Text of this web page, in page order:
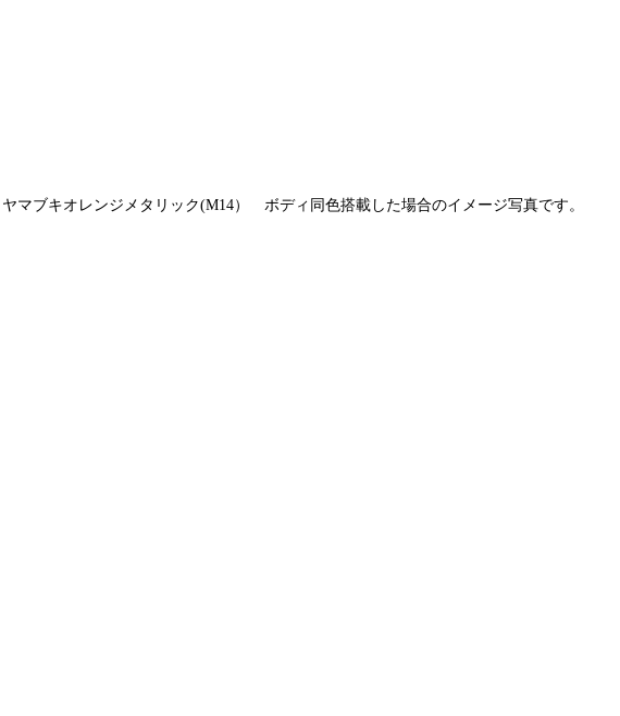
ヤマブキオレンジメタリック(M14）　ボディ同色搭載した場合のイメージ写真です。